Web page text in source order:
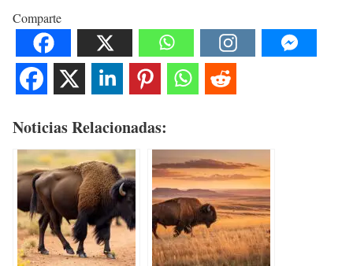
Comparte
Noticias Relacionadas: